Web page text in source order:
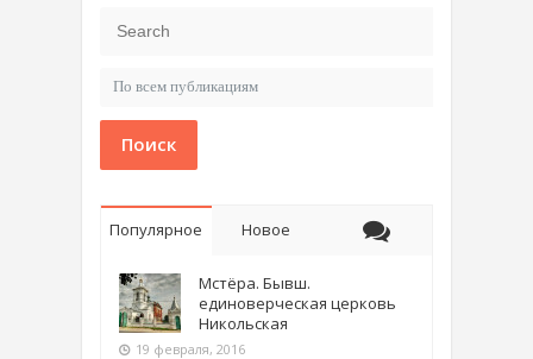
Поиск
Популярное Новое
Мстёра. Бывш.
единоверческая церковь
Никольская
19 февраля, 2016